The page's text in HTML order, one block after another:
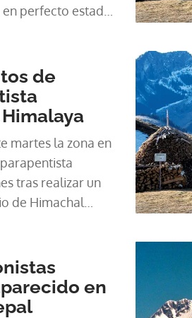
perfecto estado
de
martes la zona en
tras realizar un
de Himachal
en